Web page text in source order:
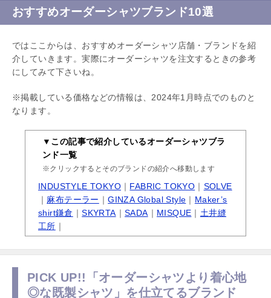
おすすめオーダーシャツブランド10選
ではここからは、おすすめオーダーシャツ店舗・ブランドを紹
介していきます。実際にオーダーシャツを注文するときの参考
にしてみて下さいね。
※掲載している価格などの情報は、2024年1月時点でのものと
なります。
▼この記事で紹介しているオーダーシャツブラ
ンド一覧
※クリックするとそのブランドの紹介へ移動します
INDUSTYLE TOKYO ｜ FABRIC TOKYO ｜ SOLVE
｜ 麻布テーラー ｜GINZA Global Style ｜ Maker’s
shirt鎌倉 ｜SKYRTA｜SADA｜ MISQUE ｜ 土井縫
工所 ｜
PICK UP!!「オーダーシャツより着心地
◎な既製シャツ」を仕立てるブランド